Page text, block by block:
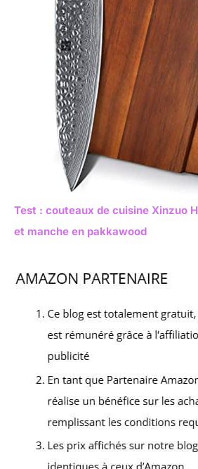
Test : couteaux de cuisine Xinzuo
et manche en pakkawood